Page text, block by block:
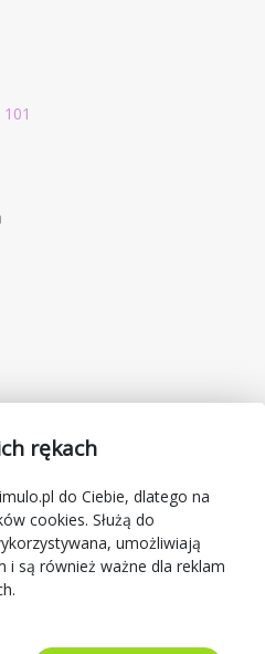
rękach
do Ciebie, dlatego na
cookies. Służą do
umożliwiają
i są również ważne dla reklam